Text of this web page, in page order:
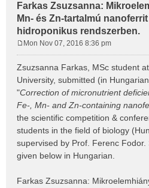
Farkas Zsuzsanna:
Mn- és Zn-tartalmú
hidroponikus rendszerben.
s
t
Mon Nov 07, 2016 8:36 pm
Zsuzsanna Farkas, MSc student
University, submitted (in
"Correction of micronutrient
Fe-, Mn- and Zn-containing
the scientific competition &
students in the field of biology
supervised by Prof. Ferenc
given below in Hungarian.
Farkas Zsuzsanna: